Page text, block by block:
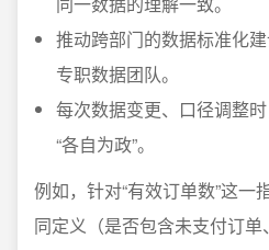
推动跨部门的数据标准化
专职数据团队。
每次数据变更、口径调整
“各自为政”。
例如，针对“有效订单数”这一
同定义（是否包含未支付订单